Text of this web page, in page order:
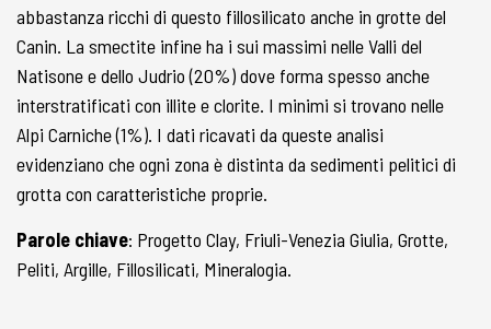
abbastanza ricchi di questo fillosilicato anche in grotte del
Canin. La smectite infine ha i sui massimi nelle Valli del
Natisone e dello Judrio (20%) dove forma spesso anche
interstratificati con illite e clorite. I minimi si trovano nelle
Alpi Carniche (1%). I dati ricavati da queste analisi
evidenziano che ogni zona è distinta da sedimenti pelitici di
grotta con caratteristiche proprie.
Parole chiave: Progetto Clay, Friuli-Venezia Giulia, Grotte,
Peliti, Argille, Fillosilicati, Mineralogia.